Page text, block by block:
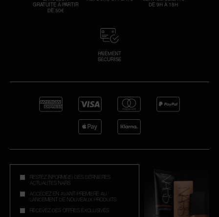
GRATUITE À PARTIR
DE 50€
DE 9H À 18H
PAIEMENT
SÉCURISÉ
RESTEZ INFORMÉ(E) DES DERNIÈRES
ACTUALITÉS NARS
ACCÉDEZ EN AVANT-PREMIÈRE AU
LANCEMENT DE NOUVEAUX PRODUITS
RECEVEZ DES OFFRES EXCLUSIVES